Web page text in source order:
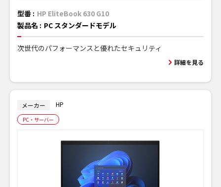
型番 : HP EliteBook 630 G10
製品名 : PC スタンダードモデル
次世代のパフォーマンスと優れたセキュリティ
詳細を見る
メーカー HP
PC・サーバー